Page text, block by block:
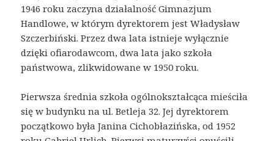
1946 roku zaczyna działalność Gimnazjum
Handlowe, w którym dyrektorem jest Władysław
Szczerbiński. Przez dwa lata istnieje wyłącznie
dzięki ofiarodawcom, dwa lata jako szkoła
państwowa, zlikwidowane w 1950 roku.
Pierwsza średnia szkoła ogólnokształcąca mieściła
się w budynku na ul. Betleja 32. Jej dyrektorem
początkowo była Janina Cichobłazińska, od 1952